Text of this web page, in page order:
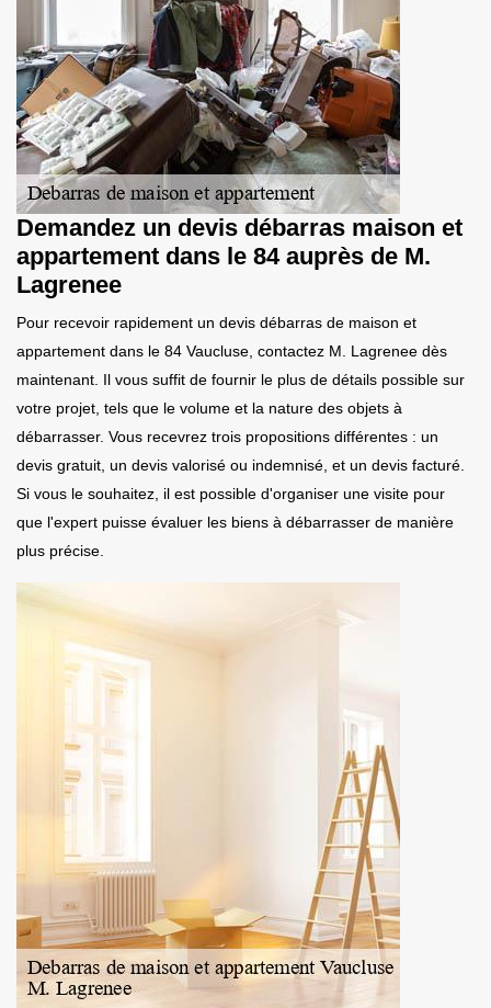
Demandez un devis débarras maison et
appartement dans le 84 auprès de M.
Lagrenee
Pour recevoir rapidement un devis débarras de maison et
appartement dans le 84 Vaucluse, contactez M. Lagrenee dès
maintenant. Il vous suffit de fournir le plus de détails possible sur
votre projet, tels que le volume et la nature des objets à
débarrasser. Vous recevrez trois propositions différentes : un
devis gratuit, un devis valorisé ou indemnisé, et un devis facturé.
Si vous le souhaitez, il est possible d'organiser une visite pour
que l'expert puisse évaluer les biens à débarrasser de manière
plus précise.